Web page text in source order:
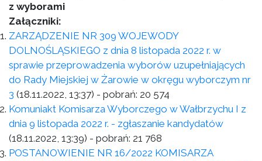
z wyborami
Załączniki:
ZARZĄDZENIE NR 309 WOJEWODY
DOLNOŚLĄSKIEGO z dnia 8 listopada 2022 r. w
sprawie przeprowadzenia wyborów uzupełniających
do Rady Miejskiej w Żarowie w okręgu wyborczym nr
3 (18.11.2022, 13:37) - pobrań: 20 574
Komuniakt Komisarza Wyborczego w Wałbrzychu I z
dnia 9 listopada 2022 r. - zgłaszanie kandydatów
(18.11.2022, 13:39) - pobrań: 21 768
POSTANOWIENIE NR 16/2022 KOMISARZA